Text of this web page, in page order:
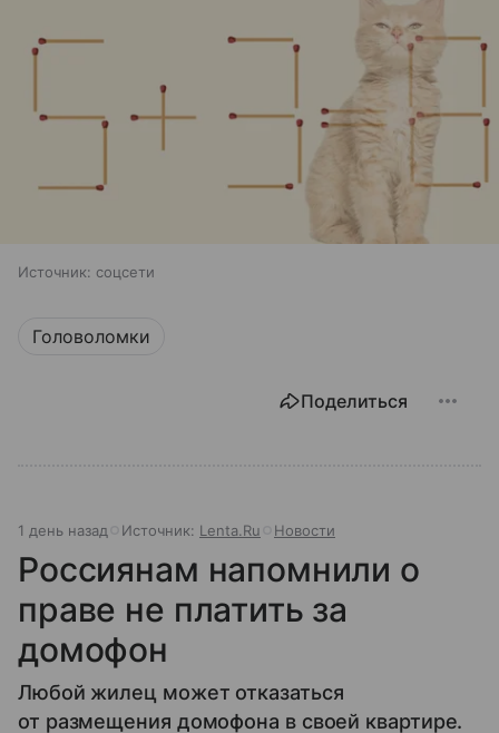
Источник: соцсети
Головоломки
Поделиться
1 день назад Источник: Lenta.Ru Новости
Россиянам напомнили о
праве не платить за
домофон
Любой жилец может отказаться
от размещения домофона в своей квартире.